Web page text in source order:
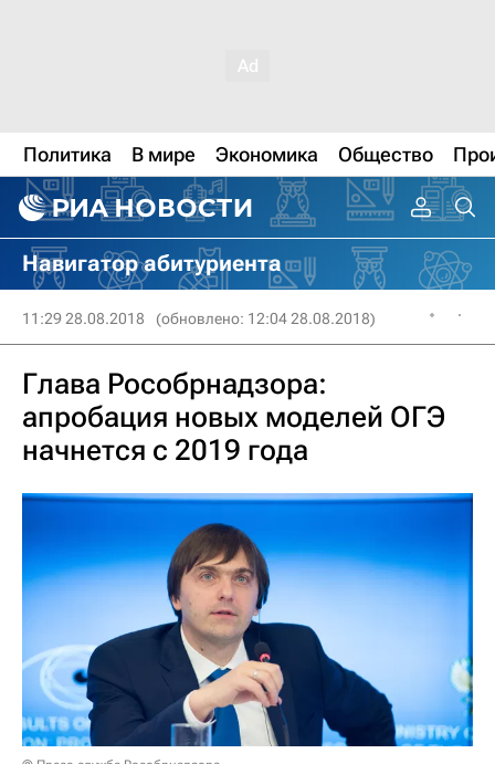
Политика В мире Экономика Общество
Навигатор абитуриента
11:29 28.08.2018 (обновлено: 12:04 28.08.2018)
Глава Рособрнадзора:
апробация новых моделей ОГЭ
начнется с 2019 года